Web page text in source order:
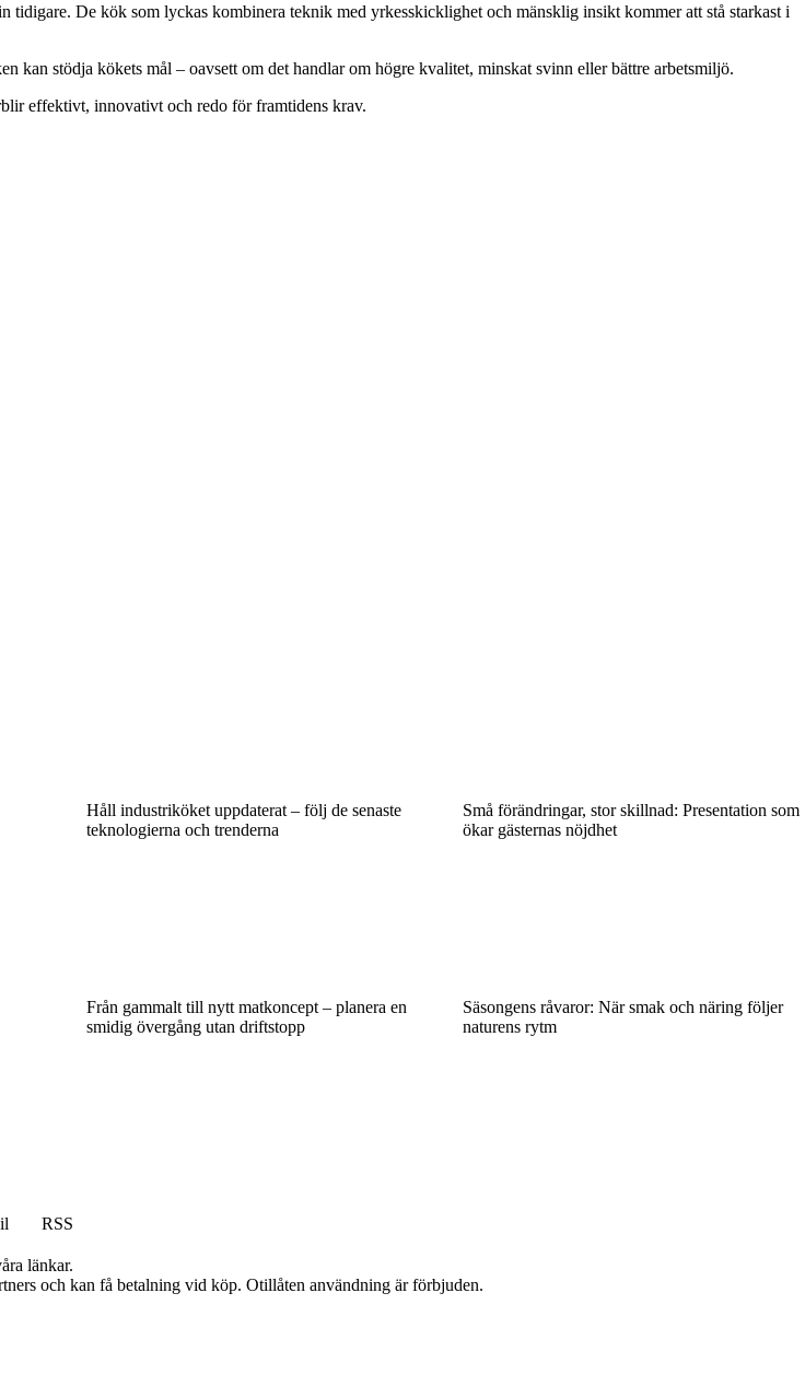
De kök som lyckas kombinera teknik med yrkesskicklighet och mänsklig insikt kommer att stå starkast i
kan stödja kökets mål – oavsett om det handlar om högre kvalitet, minskat svinn eller bättre arbetsmiljö.
effektivt, innovativt och redo för framtidens krav.
Håll industriköket uppdaterat – följ de senaste
teknologierna och trenderna
Små förändringar, stor skillnad: Presentation som
ökar gästernas nöjdhet
Från gammalt till nytt matkoncept – planera en
smidig övergång utan driftstopp
Säsongens råvaror: När smak och näring följer
naturens rytm
RSS
länkar.
och kan få betalning vid köp. Otillåten användning är förbjuden.